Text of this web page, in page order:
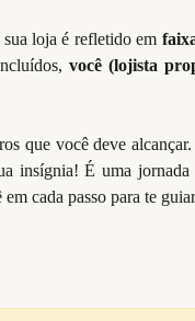
loja é refletido em
você (lojista
que você deve
insígnia! É uma
cada passo para te